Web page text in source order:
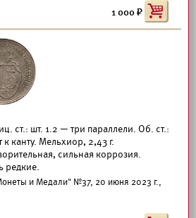
1 000
ст.: шт. 1.2 — три параллели. Об. ст.:
канту. Мельхиор, 2,43 г.
сильная коррозия.
редкие.
и Медали" №37, 20 июня 2023 г.,